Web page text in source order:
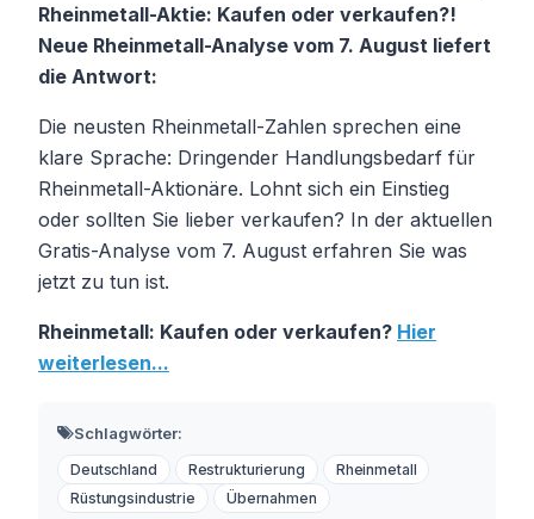
Rheinmetall-Aktie: Kaufen oder verkaufen?!
Neue Rheinmetall-Analyse vom 7. August liefert
die Antwort:
Die neusten Rheinmetall-Zahlen sprechen eine
klare Sprache: Dringender Handlungsbedarf für
Rheinmetall-Aktionäre. Lohnt sich ein Einstieg
oder sollten Sie lieber verkaufen? In der aktuellen
Gratis-Analyse vom 7. August erfahren Sie was
jetzt zu tun ist.
Rheinmetall: Kaufen oder verkaufen? Hier
weiterlesen...
Schlagwörter:
Deutschland Restrukturierung
Rheinmetall
Rüstungsindustrie
Übernahmen